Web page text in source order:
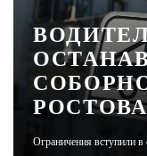
РОСТОВА
Ограничения вступили